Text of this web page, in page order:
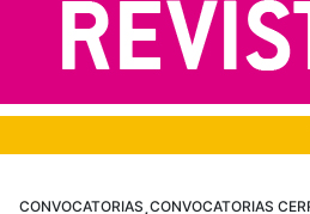
CONVOCATORIAS,CONVOCATORIAS